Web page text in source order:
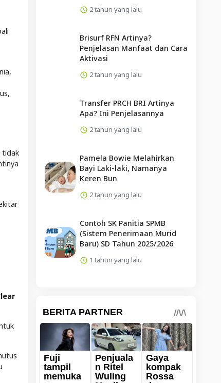
tidak
2 tahun yang lalu
Brisurf RFN Artinya?
Penjelasan Manfaat dan Cara
Aktivasi
2 tahun yang lalu
Transfer PRCH BRI Artinya
Apa? Ini Penjelasannya
2 tahun yang lalu
Pamela Bowie Melahirkan
Bayi Laki-laki, Namanya
Keren Bun
2 tahun yang lalu
Contoh SK Panitia SPMB
(Sistem Penerimaan Murid
Baru) SD Tahun 2025/2026
1 tahun yang lalu